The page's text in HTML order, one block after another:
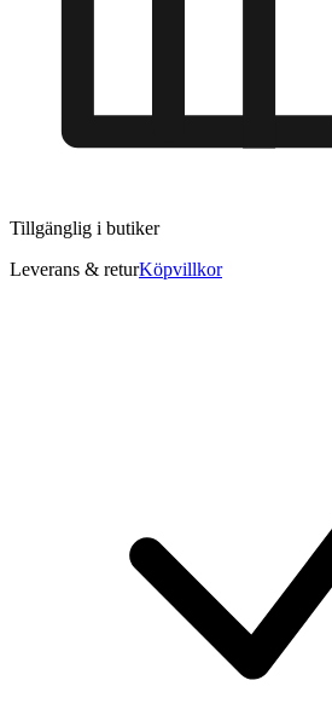
Tillgänglig i butiker
Leverans & returKöpvillkor